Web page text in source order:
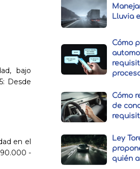
bajo
Desde
en el
-
Lluvia
Cómo
Cómo
de
Ley
quién